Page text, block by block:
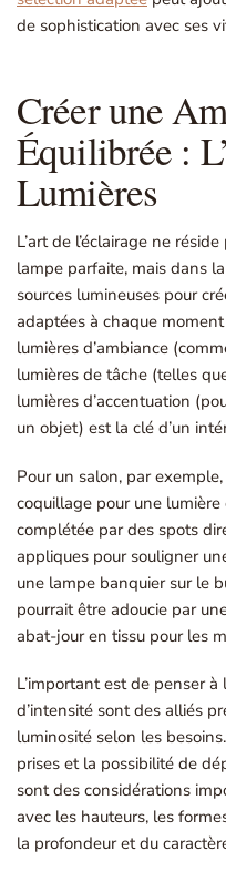
de sophistication avec ses
Créer une
Équilibrée :
Lumières
L’art de l’éclairage ne
lampe parfaite, mais dans
sources lumineuses pour
adaptées à chaque
lumières d’ambiance
lumières de tâche (telles
lumières d’accentuation
un objet) est la clé d’un
Pour un salon, par
coquillage pour une lumière
complétée par des spots
appliques pour souligner
une lampe banquier sur le
pourrait être adoucie par
abat-jour en tissu pour les
L’important est de penser
d’intensité sont des alliés
luminosité selon les
prises et la possibilité de
sont des considérations
avec les hauteurs, les
la profondeur et du